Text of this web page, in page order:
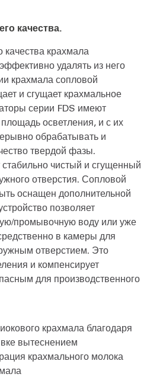
качества.
крахмала
удалять из него
крахмала сопловой
и сгущает крахмальное
серии FDS имеют
осветления, и с их
обрабатывать и
твердой фазы.
чистый и сгущенный
отверстия. Сопловой
оснащен дополнительной
позволяет
промывочную воду или уже
в камеры для
отверстием. Это
и компенсирует
для производственного
крахмала благодаря
вытеснением
крахмального молока